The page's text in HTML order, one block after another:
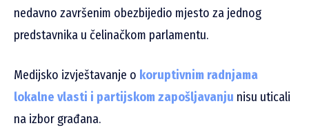
nedavno završenim obezbijedio mjesto za jednog
predstavnika u čelinačkom parlamentu.
Medijsko izvještavanje o koruptivnim radnjama
lokalne vlasti i partijskom zapošljavanju nisu uticali
na izbor građana.